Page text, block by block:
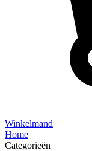
Winkelmand
Home
Categorieën